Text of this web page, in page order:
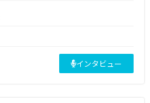
インタビュー